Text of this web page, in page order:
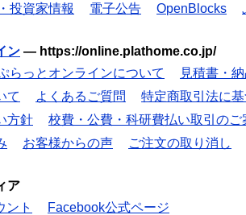
投資家情報 電子公告 OpenBlocks
ン — https://online.plathome.co.jp/
らっとオンラインについて
見積書・
て
よくあるご質問
特定商取引法に
方針
校費・公費・科研費払い取引のご
お客様からの声 ご注文の取り消し
ア
ント
Facebook公式ページ